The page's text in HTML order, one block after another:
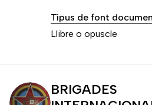
Tipus de font
Llibre o opuscle
BRIGADES